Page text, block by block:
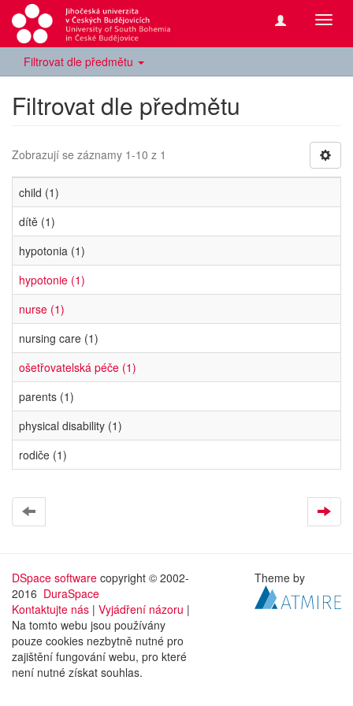
Filtrovat dle předmětu
Filtrovat dle předmětu
Zobrazují se záznamy 1-10 z 1
child (1)
dítě (1)
hypotonia (1)
hypotonie (1)
nurse (1)
nursing care (1)
ošetřovatelská péče (1)
parents (1)
physical disability (1)
rodiče (1)
DSpace software copyright © 2002-
2016 DuraSpace
Kontaktujte nás | Vyjádření názoru |
Na tomto webu jsou používány
pouze cookies nezbytně nutné pro
zajištění fungování webu, pro které
není nutné získat souhlas.
Theme by